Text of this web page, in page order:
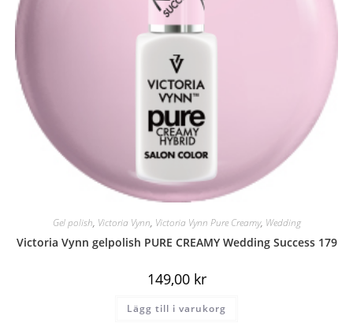
Gel polish, Victoria Vynn, Victoria Vynn Pure Creamy, Wedding
Victoria Vynn gelpolish PURE CREAMY Wedding Success 179
149,00 kr
Lägg till i varukorg